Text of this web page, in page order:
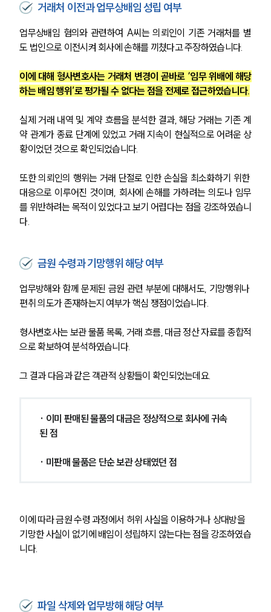
거래처 이전과 업무상배임 성립 여부
업무상배임 혐의와 관련하여 A씨는 의뢰인이 기존 거래처를 별
도 법인으로 이전시켜 회사에 손해를 끼쳤다고 주장하였습니다.
이에 대해 형사변호사는 거래처 변경이 곧바로 ‘임무 위배에 해당
하는 배임 행위’로 평가될 수 없다는 점을 전제로 접근하였습니다.
실제 거래 내역 및 계약 흐름을 분석한 결과, 해당 거래는 기존 계
약 관계가 종료 단계에 있었고 거래 지속이 현실적으로 어려운 상
황이었던 것으로 확인되었습니다.
또한 의뢰인의 행위는 거래 단절로 인한 손실을 최소화하기 위한
대응으로 이루어진 것이며, 회사에 손해를 가하려는 의도나 임무
를 위반하려는 목적이 있었다고 보기 어렵다는 점을 강조하였습니
다.
금원 수령과 기망행위 해당 여부
업무방해와 함께 문제된 금원 관련 부분에 대해서도, 기망행위나
편취 의도가 존재하는지 여부가 핵심 쟁점이었습니다.
형사변호사는 보관 물품 목록, 거래 흐름, 대금 정산 자료를 종합적
으로 확보하여 분석하였습니다.
그 결과 다음과 같은 객관적 상황들이 확인되었는데요.
· 이미 판매된 물품의 대금은 정상적으로 회사에 귀속
된 점
· 미판매 물품은 단순 보관 상태였던 점
이에 따라 금원 수령 과정에서 허위 사실을 이용하거나 상대방을
기망한 사실이 없기에 배임이 성립하지 않는다는 점을 강조하였습
니다.
파일 삭제와 업무방해 해당 여부